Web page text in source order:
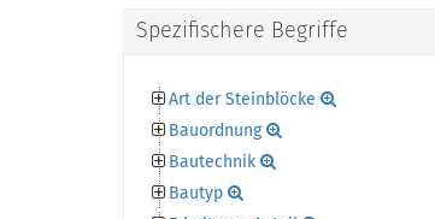
Spezifischere Begriffe
Art der Steinblöcke
Bauordnung
Bautechnik
Bautyp